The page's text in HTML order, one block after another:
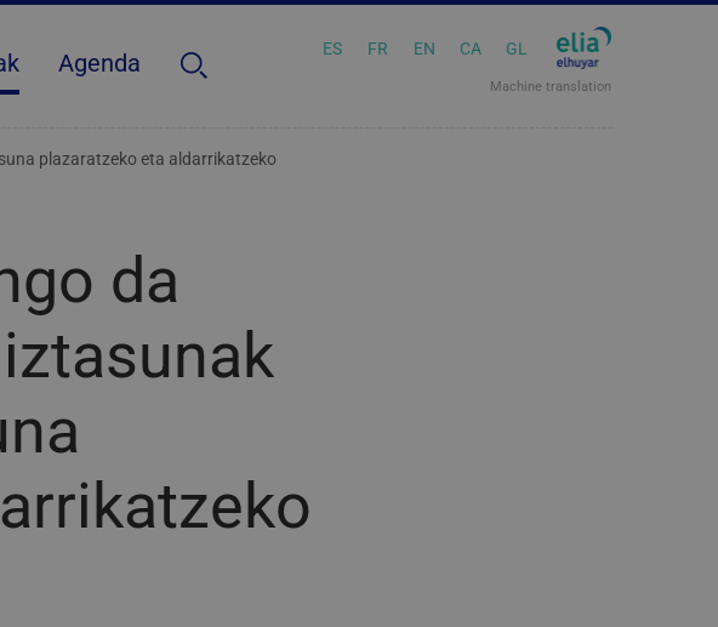
Agenda ES FR EN CA GL
Machine translation
plazaratzeko eta aldarrikatzeko
da